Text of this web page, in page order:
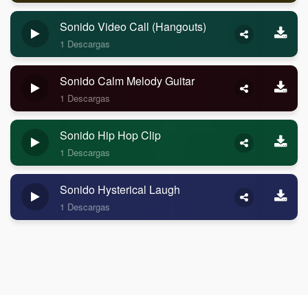
Sonido Video Call (Hangouts)
1 Descargas
Sonido Calm Melody Guitar
1 Descargas
Sonido Hip Hop Clip
1 Descargas
Sonido Hysterical Laugh
1 Descargas